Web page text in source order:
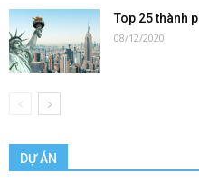
Top 25 thành
08/12/2020
DỰ ÁN